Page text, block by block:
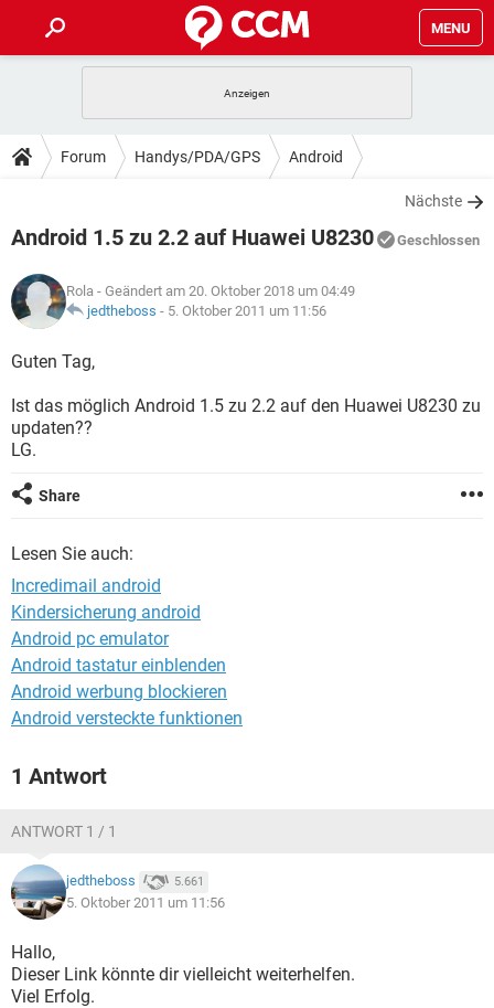
MENU
ANDROID IOS
WHATSAPP TIKTOK
FACEBOOK
TIPPS & TRICKS
SPIELE STREAMING
WHATSAPP TIKTOK
FACEBOOK
SPIELE STREAMING
ANDROID
WINDOWS 10 INSTAGRAM
WHATSAPP
SPIELE STREAMING
ANDROID
WINDOWS 10
WHATSAPP TIKTOK
FACEBOOK
LEXIKON
SPIELE
WINDOWS 10
FACEBOOK
Forum Handys/PDA/GPS Android
Nächste
Android 1.5 zu 2.2 auf Huawei U8230 Geschlossen
Rola - Geändert am 20. Oktober 2018 um 04:49
jedtheboss - 5. Oktober 2011 um 11:56
Guten Tag,
Ist das möglich Android 1.5 zu 2.2 auf den Huawei U8230 zu
updaten??
LG.
Share
Lesen Sie auch:
Incredimail android
Kindersicherung android
Android pc emulator
Android tastatur einblenden
Android werbung blockieren
Android versteckte funktionen
1 Antwort
ANTWORT 1 / 1
jedtheboss 5.661
5. Oktober 2011 um 11:56
Hallo,
Dieser Link könnte dir vielleicht weiterhelfen.
Viel Erfolg.